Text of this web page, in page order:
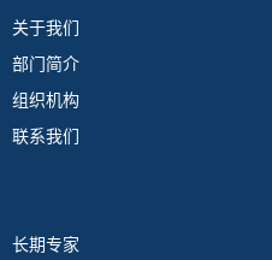
关于我们
部门简介
组织机构
联系我们
长期专家